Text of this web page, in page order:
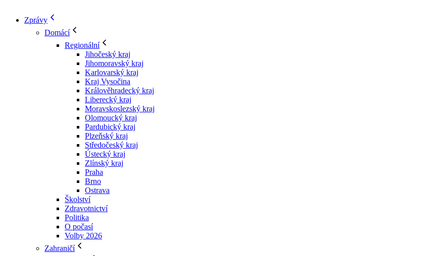
Zprávy
Domácí
Regionální
Jihočeský kraj
Jihomoravský kraj
Karlovarský kraj
Kraj Vysočina
Králověhradecký kraj
Liberecký kraj
Moravskoslezský kraj
Olomoucký kraj
Pardubický kraj
Plzeňský kraj
Středočeský kraj
Ústecký kraj
Zlínský kraj
Praha
Brno
Ostrava
Školství
Zdravotnictví
Politika
O počasí
Volby 2026
Zahraničí